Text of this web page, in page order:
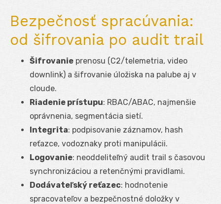
Bezpečnosť spracúvania:
od šifrovania po audit trail
Šifrovanie prenosu (C2/telemetria, video
downlink) a šifrovanie úložiska na palube aj v
cloude.
Riadenie prístupu: RBAC/ABAC, najmenšie
oprávnenia, segmentácia sietí.
Integrita: podpisovanie záznamov, hash
reťazce, vodoznaky proti manipulácii.
Logovanie: neoddeliteľný audit trail s časovou
synchronizáciou a retenčnými pravidlami.
Dodávateľský reťazec: hodnotenie
spracovateľov a bezpečnostné doložky v